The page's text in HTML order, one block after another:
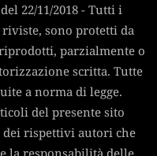
22/11/2018 - Tutti i
sono protetti da
parzialmente o
scritta. Tutte
a norma di legge.
del presente sito
rispettivi autori che
la responsabilità delle